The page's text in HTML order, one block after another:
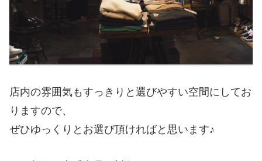
店内の雰囲気もすっきりと選びやすい空間にしてお
りますので、
ぜひゆっくりとお選び頂ければと思います♪